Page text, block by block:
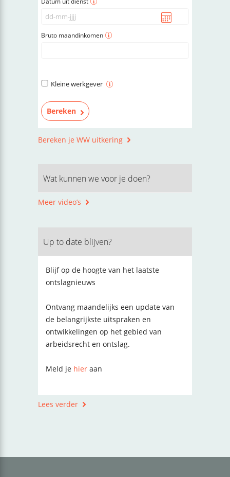
Bruto maandinkomen
Kleine werkgever
Bereken je WW uitkering
Wat kunnen we voor je doen?
Meer video’s
Up to date blijven?
Blijf op de hoogte van het laatste
ontslagnieuws
Ontvang maandelijks een update van
de belangrijkste uitspraken en
ontwikkelingen op het gebied van
arbeidsrecht en ontslag.
Meld je hier aan
Lees verder